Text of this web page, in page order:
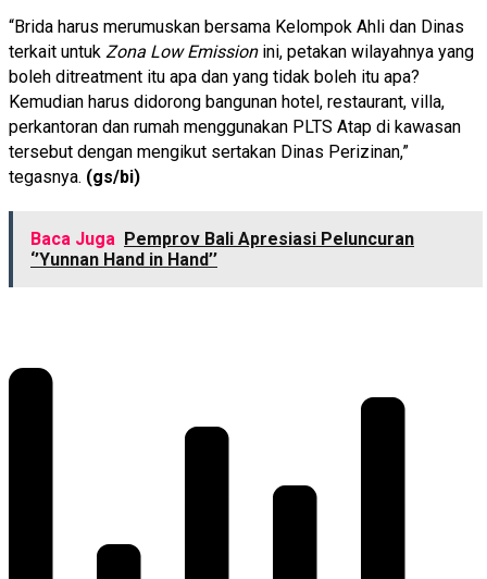
“Brida harus merumuskan bersama Kelompok Ahli dan Dinas
terkait untuk Zona Low Emissionini, petakan wilayahnya yang
boleh ditreatment itu apa dan yang tidak boleh itu apa?
Kemudian harus didorong bangunan hotel, restaurant, villa,
perkantoran dan rumah menggunakan PLTS Atap di kawasan
tersebut dengan mengikut sertakan Dinas Perizinan,”
tegasnya. (gs/bi)
Baca Juga Pemprov Bali Apresiasi Peluncuran
‘’Yunnan Hand in Hand’’